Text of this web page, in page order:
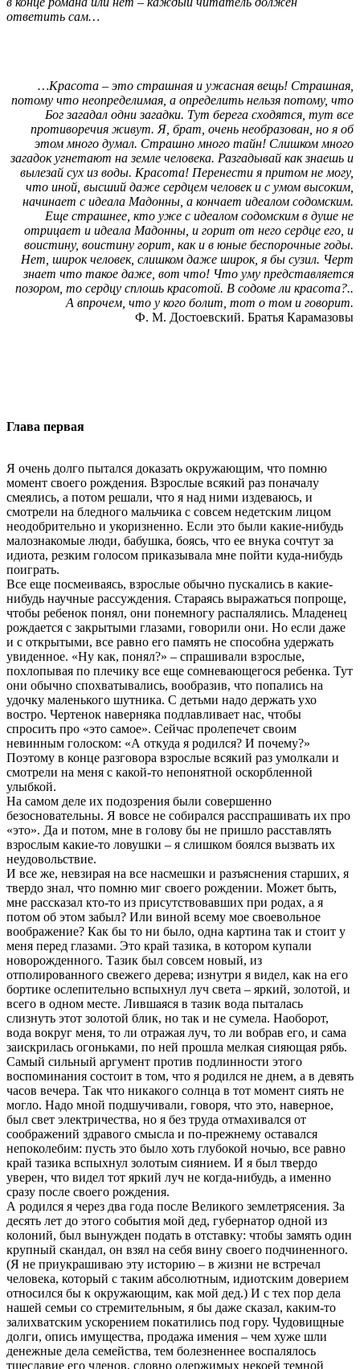
ответить сам…
…Красота – это страшная и ужасная вещь! Страшная,
потому что неопределимая, а определить нельзя потому, что
Бог загадал одни загадки. Тут берега сходятся, тут все
противоречия живут. Я, брат, очень необразован, но я об
этом много думал. Страшно много тайн! Слишком много
загадок угнетают на земле человека. Разгадывай как знаешь и
вылезай сух из воды. Красота! Перенести я притом не могу,
что иной, высший даже сердцем человек и с умом высоким,
начинает с идеала Мадонны, а кончает идеалом содомским.
Еще страшнее, кто уже с идеалом содомским в душе не
отрицает и идеала Мадонны, и горит от него сердце его, и
воистину, воистину горит, как и в юные беспорочные годы.
Нет, широк человек, слишком даже широк, я бы сузил. Черт
знает что такое даже, вот что! Что уму представляется
позором, то сердцу сплошь красотой. В содоме ли красота?..
А впрочем, что у кого болит, тот о том и говорит.
Ф. М. Достоевский. Братья Карамазовы
Глава первая
Я очень долго пытался доказать окружающим, что помню
момент своего рождения. Взрослые всякий раз поначалу
смеялись, а потом решали, что я над ними издеваюсь, и
смотрели на бледного мальчика с совсем недетским лицом
неодобрительно и укоризненно. Если это были какие-нибудь
малознакомые люди, бабушка, боясь, что ее внука сочтут за
идиота, резким голосом приказывала мне пойти куда-нибудь
поиграть.
Все еще посмеиваясь, взрослые обычно пускались в какие-
нибудь научные рассуждения. Стараясь выражаться попроще,
чтобы ребенок понял, они понемногу распалялись. Младенец
рождается с закрытыми глазами, говорили они. Но если даже
и с открытыми, все равно его память не способна удержать
увиденное. «Ну как, понял?» – спрашивали взрослые,
похлопывая по плечику все еще сомневающегося ребенка. Тут
они обычно спохватывались, вообразив, что попались на
удочку маленького шутника. С детьми надо держать ухо
востро. Чертенок наверняка подлавливает нас, чтобы
спросить про «это самое». Сейчас пролепечет своим
невинным голоском: «А откуда я родился? И почему?»
Поэтому в конце разговора взрослые всякий раз умолкали и
смотрели на меня с какой-то непонятной оскорбленной
улыбкой.
На самом деле их подозрения были совершенно
безосновательны. Я вовсе не собирался расспрашивать их про
«это». Да и потом, мне в голову бы не пришло расставлять
взрослым какие-то ловушки – я слишком боялся вызвать их
неудовольствие.
И все же, невзирая на все насмешки и разъяснения старших, я
твердо знал, что помню миг своего рождении. Может быть,
мне рассказал кто-то из присутствовавших при родах, а я
потом об этом забыл? Или виной всему мое своевольное
воображение? Как бы то ни было, одна картина так и стоит у
меня перед глазами. Это край тазика, в котором купали
новорожденного. Тазик был совсем новый, из
отполированного свежего дерева; изнутри я видел, как на его
бортике ослепительно вспыхнул луч света – яркий, золотой, и
всего в одном месте. Лившаяся в тазик вода пыталась
слизнуть этот золотой блик, но так и не сумела. Наоборот,
вода вокруг меня, то ли отражая луч, то ли вобрав его, и сама
заискрилась огоньками, по ней прошла мелкая сияющая рябь.
Самый сильный аргумент против подлинности этого
воспоминания состоит в том, что я родился не днем, а в девять
часов вечера. Так что никакого солнца в тот момент сиять не
могло. Надо мной подшучивали, говоря, что это, наверное,
был свет электричества, но я без труда отмахивался от
соображений здравого смысла и по-прежнему оставался
непоколебим: пусть это было хоть глубокой ночью, все равно
край тазика вспыхнул золотым сиянием. И я был твердо
уверен, что видел тот яркий луч не когда-нибудь, а именно
сразу после своего рождения.
А родился я через два года после Великого землетрясения. За
десять лет до этого события мой дед, губернатор одной из
колоний, был вынужден подать в отставку: чтобы замять один
крупный скандал, он взял на себя вину своего подчиненного.
(Я не приукрашиваю эту историю – в жизни не встречал
человека, который с таким абсолютным, идиотским доверием
относился бы к окружающим, как мой дед.) И с тех пор дела
нашей семьи со стремительным, я бы даже сказал, каким-то
залихватским ускорением покатились под гору. Чудовищные
долги, опись имущества, продажа имения – чем хуже шли
денежные дела семейства, тем болезненнее воспалялось
тщеславие его членов, словно одержимых некоей темной